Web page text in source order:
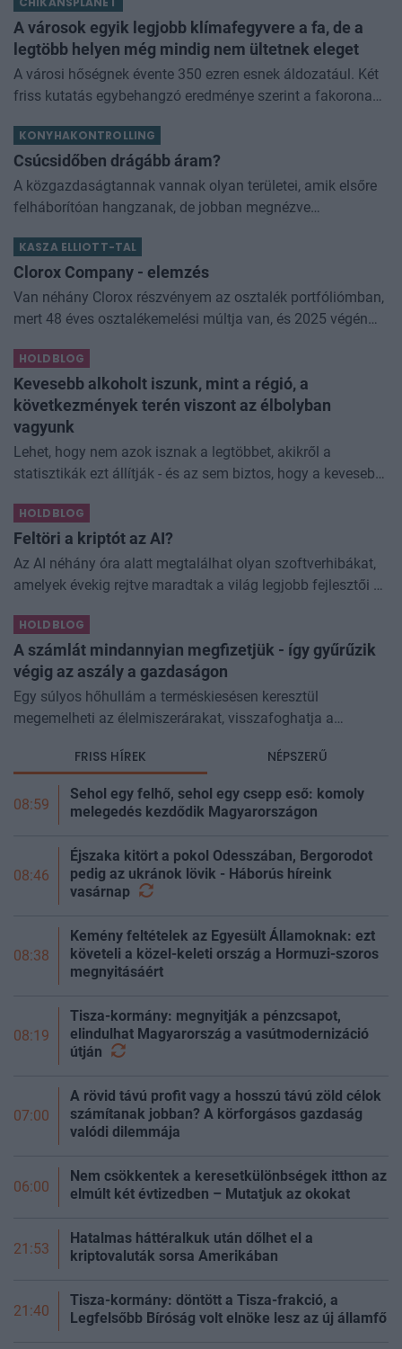
kapcsolódó adóintézkedésekről, v
A városok egyik legjobb klímafegyvere a fa, de a
legtöbb helyen még mindig nem ültetnek eleget
A városi hőségnek évente 350 ezren esnek áldozatául. Két
friss kutatás egybehangzó eredménye szerint a fakorona
KONYHAKONTROLLING
Csúcsidőben drágább áram?
A közgazdaságtannak vannak olyan területei, amik elsőre
felháborítóan hangzanak, de jobban megnézve
némi kellemetlenséggel is járnak. Az
KASZA ELLIOTT-TAL
Clorox Company - elemzés
Van néhány Clorox részvényem az osztalék portfóliómban,
mert 48 éves osztalékemelési múltja van, és 2025 végén
dividend king-et. Azt
HOLDBLOG
Kevesebb alkoholt iszunk, mint a régió, a
következmények terén viszont az élbolyban
vagyunk
Lehet, hogy nem azok isznak a legtöbbet, akikről a
statisztikák ezt állítják - és az sem biztos, hogy a kevesebb
Kevesebb alkoholt iszunk
HOLDBLOG
Feltöri a kriptót az AI?
Az AI néhány óra alatt megtalálhat olyan szoftverhibákat,
amelyek évekig rejtve maradtak a világ legjobb fejlesztői és
különösen nagy...
HOLDBLOG
A számlát mindannyian megfizetjük - így gyűrűzik
végig az aszály a gazdaságon
Egy súlyos hőhullám a terméskiesésen keresztül
megemelheti az élelmiszerárakat, visszafoghatja a
még az állam finanszírozását is m
FRISS HÍREK NÉPSZERŰ
08:59
Sehol egy felhő, sehol egy csepp eső: komoly
melegedés kezdődik Magyarországon
08:46
Éjszaka kitört a pokol Odesszában, Bergorodot
pedig az ukránok lövik - Háborús híreink
vasárnap
08:38
Kemény feltételek az Egyesült Államoknak: ezt
követeli a közel-keleti ország a Hormuzi-szoros
megnyitásáért
08:19
Tisza-kormány: megnyitják a pénzcsapot,
elindulhat Magyarország a vasútmodernizáció
útján
07:00
A rövid távú profit vagy a hosszú távú zöld célok
számítanak jobban? A körforgásos gazdaság
valódi dilemmája
06:00
Nem csökkentek a keresetkülönbségek itthon az
elmúlt két évtizedben – Mutatjuk az okokat
21:53
Hatalmas háttéralkuk után dőlhet el a
kriptovaluták sorsa Amerikában
21:40
Tisza-kormány: döntött a Tisza-frakció, a
Legfelsőbb Bíróság volt elnöke lesz az új államfő